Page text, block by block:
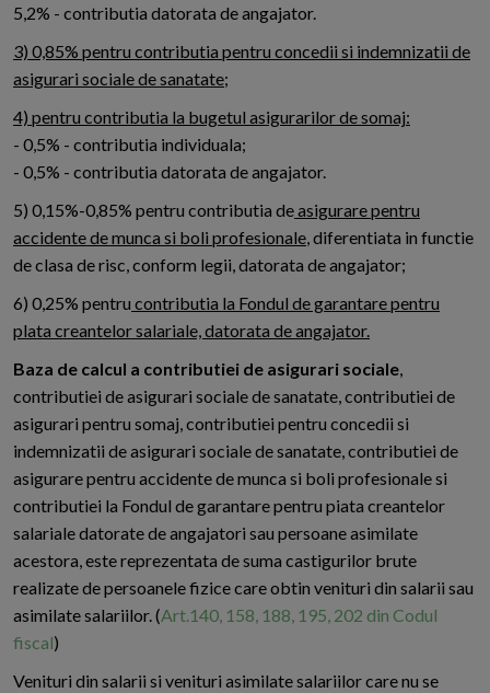
5,2% - contributia datorata de angajator.
3) 0,85% pentru contributia pentru concedii si indemnizatii de
asigurari sociale de sanatate;
4) pentru contributia la bugetul asigurarilor de somaj:
- 0,5% - contributia individuala;
- 0,5% - contributia datorata de angajator.
5) 0,15%-0,85% pentru contributia deasigurare pentru
accidente de munca si boli profesionale, diferentiata in functie
de clasa de risc, conform legii, datorata de angajator;
6) 0,25% pentru contributia la Fondul de garantare pentru
plata creantelor salariale, datorata de angajator.
Baza de calcul a contributiei de asigurari sociale,
contributiei de asigurari sociale de sanatate, contributiei de
asigurari pentru somaj, contributiei pentru concedii si
indemnizatii de asigurari sociale de sanatate, contributiei de
asigurare pentru accidente de munca si boli profesionale si
contributiei la Fondul de garantare pentru piata creantelor
salariale datorate de angajatori sau persoane asimilate
acestora, este reprezentata de suma castigurilor brute
realizate de persoanele fizice care obtin venituri din salarii sau
asimilate salariilor. (Art.140, 158, 188, 195, 202 din Codul
fiscal)
Venituri din salarii si venituri asimilate salariilor care nu se